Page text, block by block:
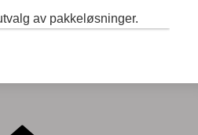
av pakkeløsninger.